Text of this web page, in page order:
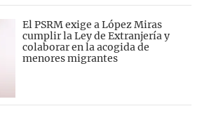
El PSRM exige a López Miras
cumplir la Ley de Extranjería y
colaborar en la acogida de
menores migrantes